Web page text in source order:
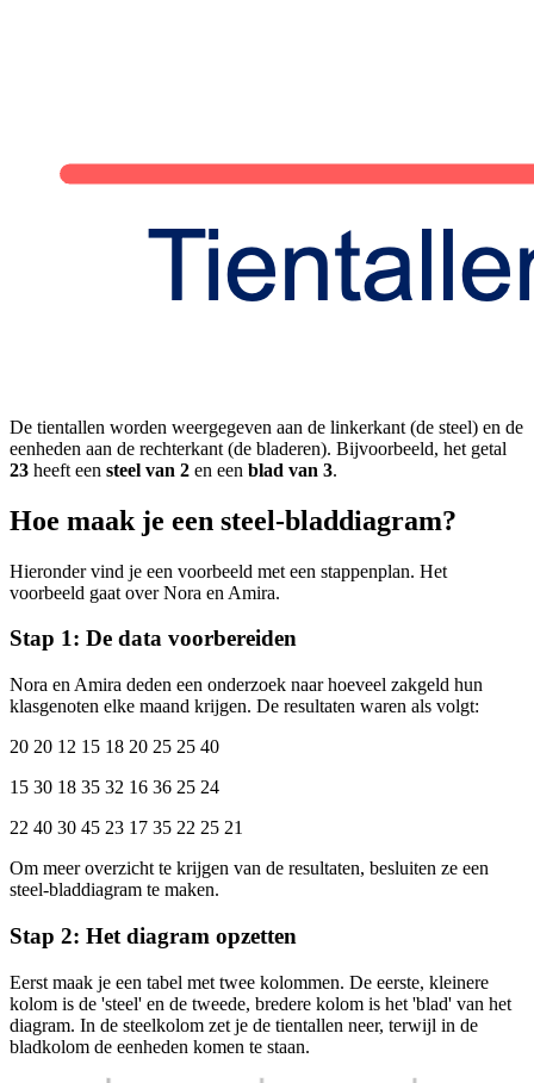
De tientallen worden weergegeven aan de linkerkant (de steel) en de
eenheden aan de rechterkant (de bladeren). Bijvoorbeeld, het getal
23 heeft een steel van 2 en een blad van 3.
Hoe maak je een steel-bladdiagram?
Hieronder vind je een voorbeeld met een stappenplan. Het
voorbeeld gaat over Nora en Amira.
Stap 1: De data voorbereiden
Nora en Amira deden een onderzoek naar hoeveel zakgeld hun
klasgenoten elke maand krijgen. De resultaten waren als volgt:
20 20 12 15 18 20 25 25 40
15 30 18 35 32 16 36 25 24
22 40 30 45 23 17 35 22 25 21
Om meer overzicht te krijgen van de resultaten, besluiten ze een
steel-bladdiagram te maken.
Stap 2: Het diagram opzetten
Eerst maak je een tabel met twee kolommen. De eerste, kleinere
kolom is de 'steel' en de tweede, bredere kolom is het 'blad' van het
diagram. In de steelkolom zet je de tientallen neer, terwijl in de
bladkolom de eenheden komen te staan.